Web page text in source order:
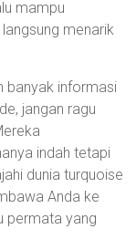
mampu
menarik
banyak informasi
jangan ragu
indah tetapi
dunia turquoise
Anda ke
permata yang